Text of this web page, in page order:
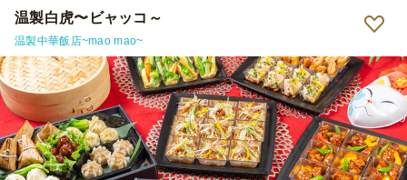
温製白虎〜ビャッコ～
温製中華飯店~mao mao~